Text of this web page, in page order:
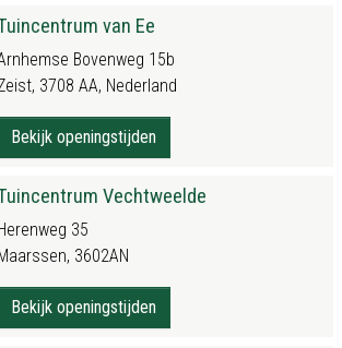
van Ee
Bovenweg 15b
3708 AA, Nederland
Bekijk openingstijden
Vechtweelde
35
3602AN
Bekijk openingstijden